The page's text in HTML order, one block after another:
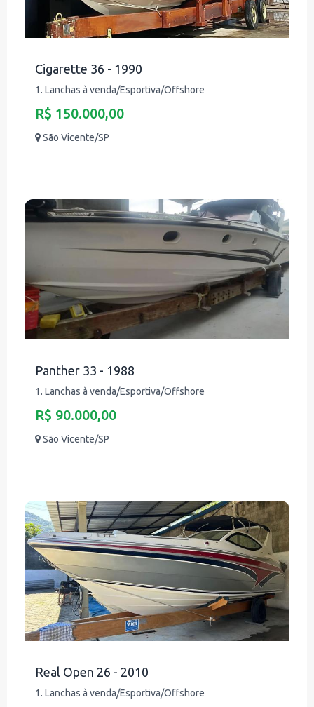
Cigarette 36 - 1990
1. Lanchas à venda/Esportiva/Offshore
R$ 150.000,00
São Vicente/SP
Panther 33 - 1988
1. Lanchas à venda/Esportiva/Offshore
R$ 90.000,00
São Vicente/SP
Real Open 26 - 2010
1. Lanchas à venda/Esportiva/Offshore